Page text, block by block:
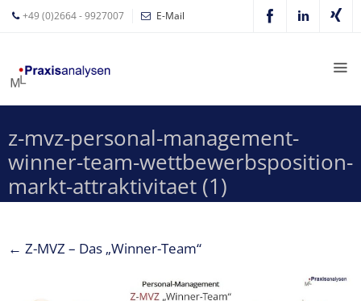
+49 (0)2664 - 9927007 E-Mail
z-mvz-personal-management-
winner-team-wettbewerbsposition-
markt-attraktivitaet (1)
← Z-MVZ – Das „Winner-Team“
Leyer
Expertisen
Betriebswirtschaftliche
Beratung für
Zahnärzte